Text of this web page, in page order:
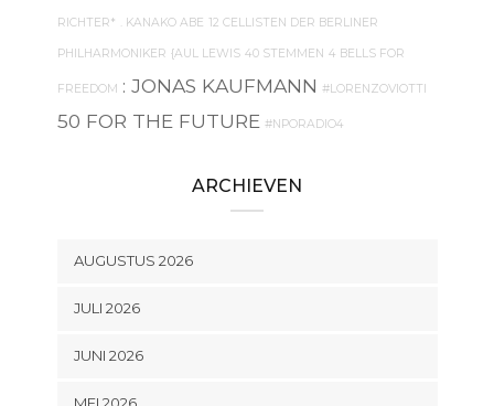
RICHTER* . KANAKO ABE 12 CELLISTEN DER BERLINER
PHILHARMONIKER {AUL LEWIS 40 STEMMEN 4 BELLS FOR
FREEDOM : JONAS KAUFMANN #LORENZOVIOTTI
50 FOR THE FUTURE #NPORADIO4
ARCHIEVEN
AUGUSTUS 2026
JULI 2026
JUNI 2026
MEI 2026